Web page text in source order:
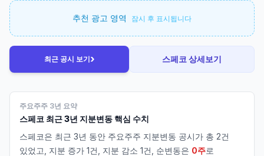
추천 광고 영역 잠시 후 표시됩니다
최근 공시 보기› 스페코 상세보기
주요주주 3년 요약
스페코 최근 3년 지분변동 핵심 수치
스페코은 최근 3년 동안 주요주주 지분변동 공시가 총 2건
있었고, 지분 증가 1건, 지분 감소 1건, 순변동은 0주로